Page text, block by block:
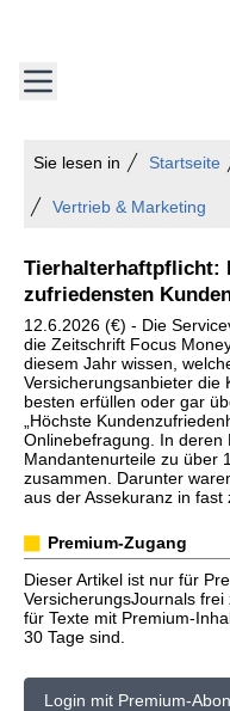
Sie lesen in Startseite
Vertrieb & Marketing
Tierhalterhaftpflicht:
zufriedensten
12.6.2026 (€) - Die
die Zeitschrift Focus
diesem Jahr wissen,
Versicherungsanbieter die
besten erfüllen oder gar
„Höchste
Onlinebefragung. In
Mandantenurteile zu über
zusammen. Darunter
aus der Assekuranz in fast
Premium-Zugang
Dieser Artikel ist nur für
VersicherungsJournals
für Texte mit Premium-
30 Tage sind.
Login mit Premium-